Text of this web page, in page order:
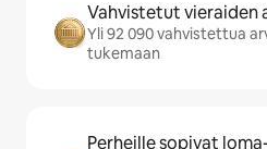
Vahvistetut vieraiden
Yli 92 090 vahvistettua
tukemaan
Perheille sopivat